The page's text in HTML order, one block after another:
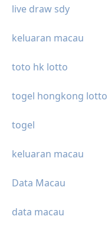
live draw sdy
keluaran macau
toto hk lotto
togel hongkong lotto
togel
keluaran macau
Data Macau
data macau